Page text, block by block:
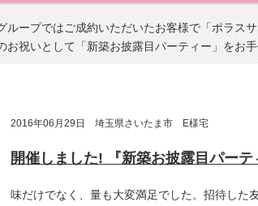
ループではご成約いただいたお客様で「ポラス
お祝いとして「新築お披露目パーティー」をお
2016年06月29日 埼玉県さいたま市 E様宅
味だけでなく、量も大変満足でした。招待した